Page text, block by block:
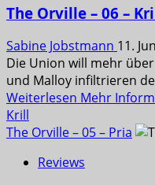
The Orville – 06 –
Sabine Jobstmann 11.
Die Union will mehr
und Malloy infiltrieren
Weiterlesen Mehr
Krill
The Orville – 05 – Pria
Reviews